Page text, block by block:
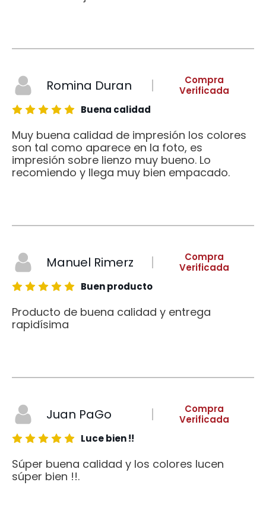
Romina Duran
Compra
Verificada
Buena calidad
Muy buena calidad de impresión los colores
son tal como aparece en la foto, es
impresión sobre lienzo muy bueno. Lo
recomiendo y llega muy bien empacado.
Manuel Rimerz
Compra
Verificada
Buen producto
Producto de buena calidad y entrega
rapidísima
Juan PaGo
Compra
Verificada
Luce bien !!
Súper buena calidad y los colores lucen
súper bien !!.